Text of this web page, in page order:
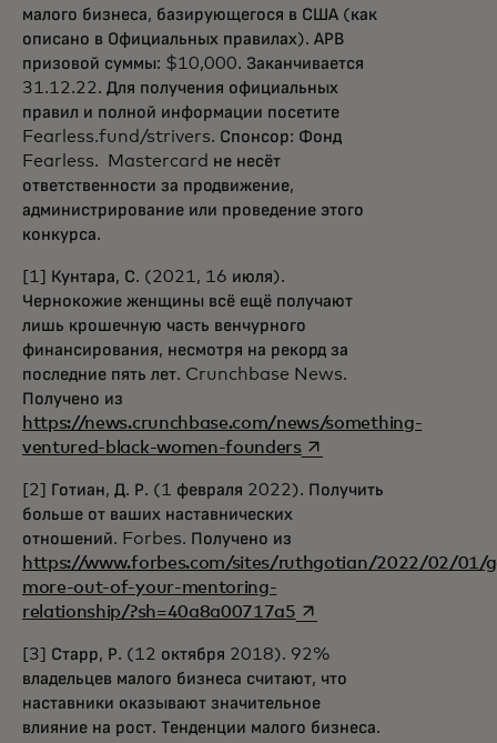
малого бизнеса, базирующегося в США (как
описано в Официальных правилах). АРВ
призовой суммы: $10,000. Заканчивается
31.12.22. Для получения официальных
правил и полной информации посетите
Fearless.fund/strivers. Спонсор: Фонд
Fearless. Mastercard не несёт
ответственности за продвижение,
администрирование или проведение этого
конкурса.
[1] Кунтара, С. (2021, 16 июля).
Чернокожие женщины всё ещё получают
лишь крошечную часть венчурного
финансирования, несмотря на рекорд за
последние пять лет. Crunchbase News.
Получено из
https://news.crunchbase.com/news/something-
ventured-black-women-foundersopens in a new tab
[2] Готиан, Д. Р. (1 февраля 2022). Получить
больше от ваших наставнических
отношений. Forbes. Получено из
https://www.forbes.com/sites/ruthgotian/2022/02/01/
more-out-of-your-mentoring-
relationship/?sh=40a8a00717a5opens in a new tab
[3] Старр, Р. (12 октября 2018). 92%
владельцев малого бизнеса считают, что
наставники оказывают значительное
влияние на рост. Тенденции малого бизнеса.